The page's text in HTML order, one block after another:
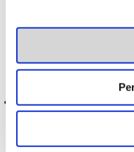
en el botón
visitar nuestra Política
Anterior